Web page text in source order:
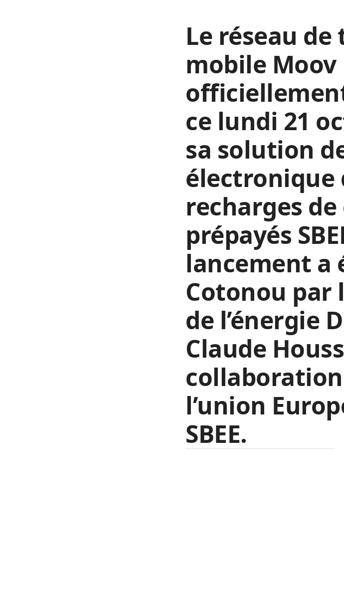
Le réseau
mobile Moov
ce lundi 21
sa solution
électronique
recharges
prépayés
lancement a
Cotonou par
de l’énergie
Claude
l’union
SBEE.